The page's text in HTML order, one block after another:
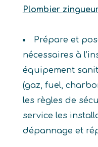
Plombier
Prépare et
nécessaires à
équipement
(gaz, fuel,
les règles de
service les
dépannage et